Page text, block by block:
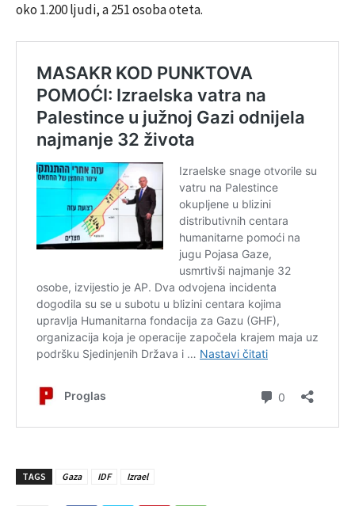
oko 1.200 ljudi, a 251 osoba oteta.
TAGS Gaza IDF Izrael